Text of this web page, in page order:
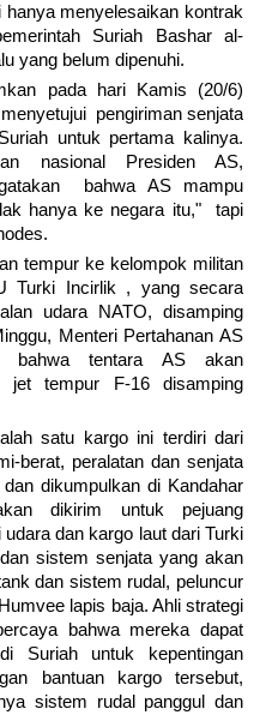
menyelesaikan kontrak
Suriah Bashar al-
yang belum dipenuhi.
pada hari Kamis (20/6)
pengiriman senjata
untuk pertama kalinya.
nasional Presiden AS,
bahwa AS mampu
hanya ke negara itu," tapi
tempur ke kelompok militan
Turki Incirlik , yang secara
udara NATO, disamping
Menteri Pertahanan AS
bahwa tentara AS akan
tempur F-16 disamping
satu kargo ini terdiri dari
berat, peralatan dan senjata
dikumpulkan di Kandahar
dikirim untuk pejuang
dan kargo laut dari Turki
sistem senjata yang akan
dan sistem rudal, peluncur
lapis baja. Ahli strategi
bahwa mereka dapat
Suriah untuk kepentingan
bantuan kargo tersebut,
sistem rudal panggul dan